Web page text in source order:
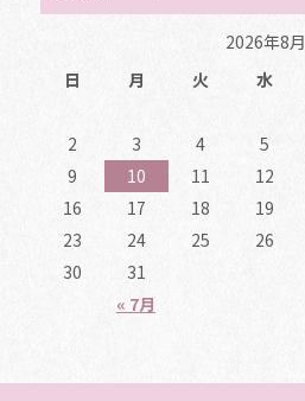
2026年8月
日
月 火 水
« 7月
2
3 4 5
9
10 11 12
16
17 18 19
23
24 25 26
30
31